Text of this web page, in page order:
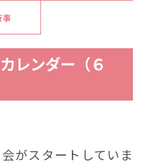
事
レンダー（６
がスタートしていま